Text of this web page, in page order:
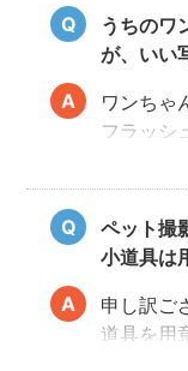
うちのワ
が、いい
ワンちゃ
フラッシ
fotowa
あるプロ
す。
当日に素
ッセー
たします
したい事
をフォ
ペット撮
小道具は
申し訳ご
道具を用
自身に